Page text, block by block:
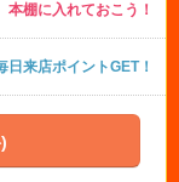
本棚に入れておこう！
日来店ポイントGET！